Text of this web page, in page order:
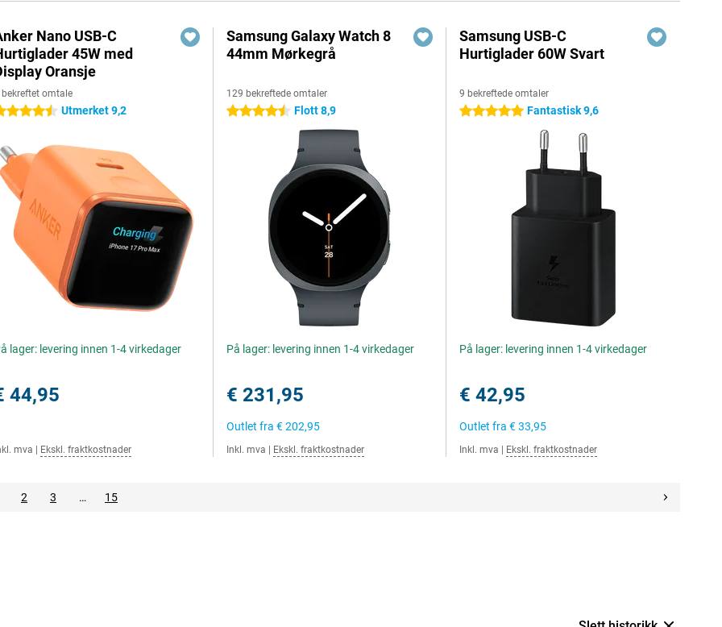
Nano USB-C
45W med
Oransje
bekreftet omtale
stjerner Utmerket 9,2
lager: levering innen 1-4 virkedager
44,95
mva Ekskl. fraktkostnader
Samsung Galaxy Watch 8
44mm Mørkegrå
129 bekreftede omtaler
4.5 stjerner Flott 8,9
På lager: levering innen 1-4 virkedager
€ 231,95
Outlet fra€ 202,95
Inkl. mva Ekskl. fraktkostnader
Samsung USB-C
Hurtiglader 60W Svart
9 bekreftede omtaler
5 stjerner Fantastisk 9,6
På lager: levering innen 1-4 virkedager
€ 42,95
Outlet fra€ 33,95
Inkl. mva Ekskl. fraktkostnader
2 3 … 15